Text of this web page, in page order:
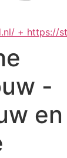
+ https://
-
en